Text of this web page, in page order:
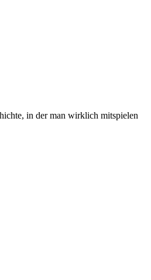
in der man wirklich mitspielen